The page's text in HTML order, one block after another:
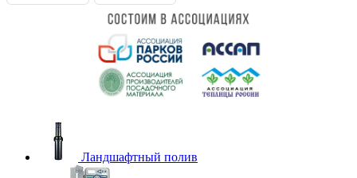
Ландшафтный полив